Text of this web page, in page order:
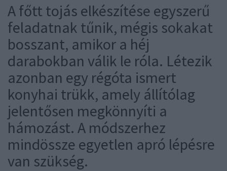
A főtt tojás elkészítése egyszerű
feladatnak tűnik, mégis sokakat
bosszant, amikor a héj
darabokban válik le róla. Létezik
azonban egy régóta ismert
konyhai trükk, amely állítólag
jelentősen megkönnyíti a
hámozást. A módszerhez
mindössze egyetlen apró lépésre
van szükség.